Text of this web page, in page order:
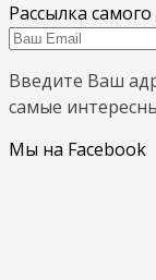
Рассылка
Введите Ваш
самые
Мы на Facebook